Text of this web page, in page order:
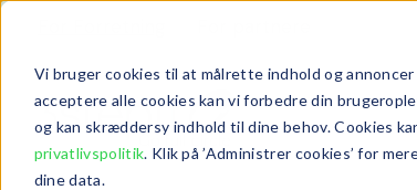
Vi bruger cookies til at målrette indhold og
acceptere alle cookies kan vi forbedre din
og kan skræddersy indhold til dine behov. Cookies
privatlivspolitik. Klik på ’Administrer cookies’ for
dine data.